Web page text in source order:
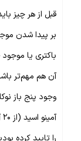
قبل از هر چیز
بر پیدا شدن
باکتری یا موجود
آن هم مهم‌تر
را تایید کرده